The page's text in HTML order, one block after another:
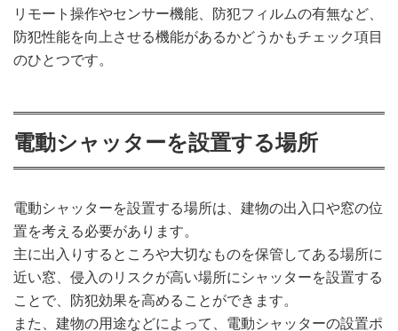
リモート操作やセンサー機能、防犯フィルムの有無など、
防犯性能を向上させる機能があるかどうかもチェック項目
のひとつです。
電動シャッターを設置する場所
電動シャッターを設置する場所は、建物の出入口や窓の位
置を考える必要があります。
主に出入りするところや大切なものを保管してある場所に
近い窓、侵入のリスクが高い場所にシャッターを設置する
ことで、防犯効果を高めることができます。
また、建物の用途などによって、電動シャッターの設置ポ